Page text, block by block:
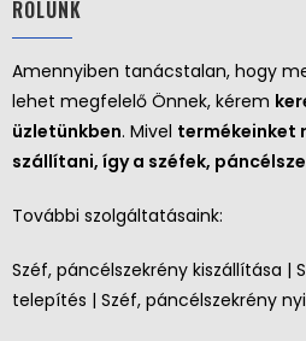
RÓLUNK
Amennyiben tanácstalan, hogy
lehet megfelelő Önnek, kérem
üzletünkben. Mivel termékeinket
szállítani, így a széfek,
További szolgáltatásaink:
Széf, páncélszekrény kiszállítása |
telepítés | Széf, páncélszekrény